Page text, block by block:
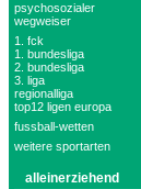
psychosozialer
wegweiser
1. fck
1. bundesliga
2. bundesliga
3. liga
regionalliga
top12 ligen europa
fussball-wetten
weitere sportarten
alleinerziehend